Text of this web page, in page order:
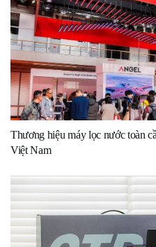
Thương hiệu máy lọc nước toàn
Việt Nam